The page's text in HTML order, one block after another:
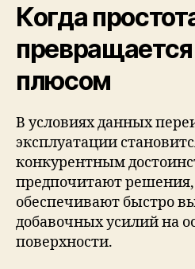
Когда
плюсом
В условиях данных
эксплуатации
конкурентным
предпочитают
обеспечивают быстро
добавочных усилий на
поверхности.